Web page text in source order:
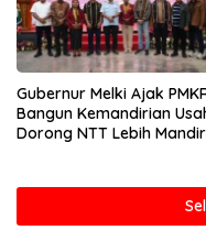
Gubernur Melki Ajak
Bangun Kemandirian
Dorong NTT Lebih